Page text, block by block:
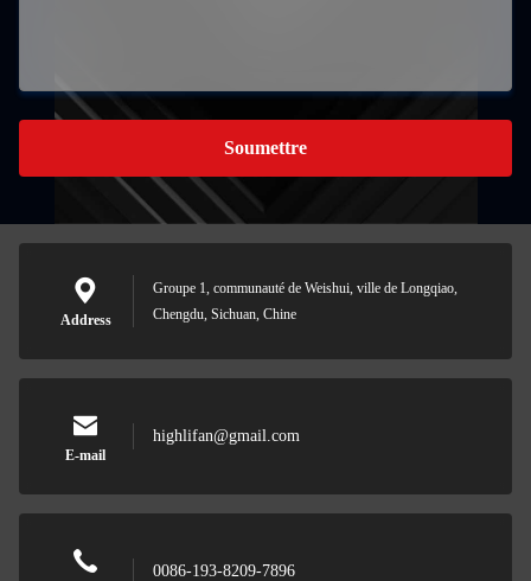
Soumettre
Address
Groupe 1, communauté de Weishui, ville de Longqiao,
Chengdu, Sichuan, Chine
E-mail
highlifan@gmail.com
0086-193-8209-7896